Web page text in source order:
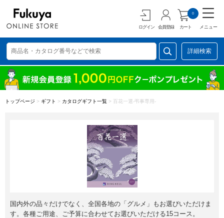
ログイン 会員登録 カート
0
メニュー
詳細検索
トップページ > ギフト > カタログギフト一覧 > 百花一選-弔事専用-
国内外の品々だけでなく、全国各地の「グルメ」もお選びいただけま
す。各種ご用途、ご予算に合わせてお選びいただける15コース。